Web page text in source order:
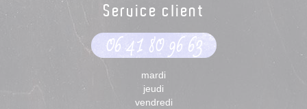
Service client
06 41 80 96 63
mardi
jeudi
vendredi